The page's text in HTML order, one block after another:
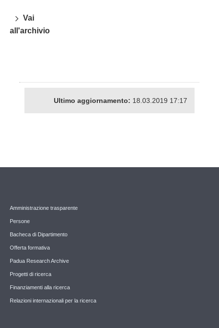
Vai
all'archivio
Ultimo aggiornamento: 18.03.2019 17:17
Amministrazione trasparente
Persone
Bacheca di Dipartimento
Offerta formativa
Padua Research Archive
Progetti di ricerca
Finanziamenti alla ricerca
Relazioni internazionali per la ricerca